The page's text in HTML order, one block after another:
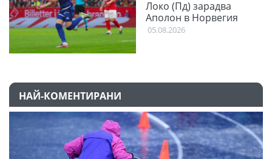
Локо (Пд) зарадва
Аполон в Норвегия
05.08.2026
НАЙ-КОМЕНТИРАНИ